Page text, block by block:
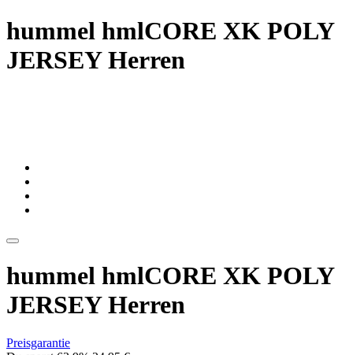
hummel hmlCORE XK POLY
JERSEY Herren
hummel hmlCORE XK POLY
JERSEY Herren
Preisgarantie